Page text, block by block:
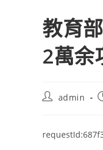
教育
2萬余
Postadmin